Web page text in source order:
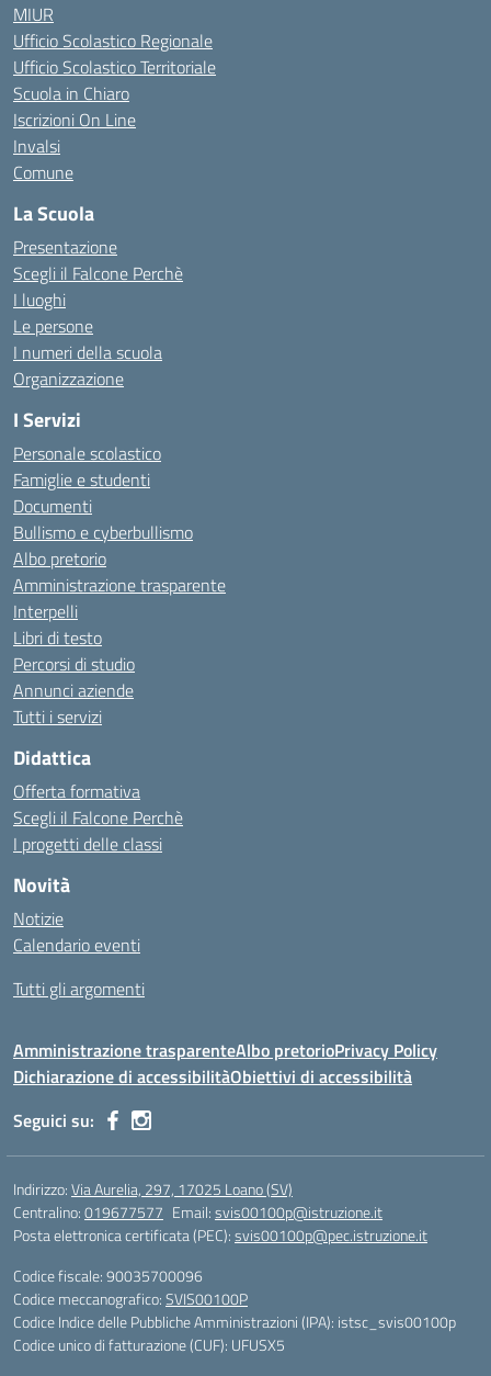
MIUR
Ufficio Scolastico Regionale
Ufficio Scolastico Territoriale
Scuola in Chiaro
Iscrizioni On Line
Invalsi
Comune
La Scuola
Presentazione
Scegli il Falcone Perchè
I luoghi
Le persone
I numeri della scuola
Organizzazione
I Servizi
Personale scolastico
Famiglie e studenti
Documenti
Bullismo e cyberbullismo
Albo pretorio
Amministrazione trasparente
Interpelli
Libri di testo
Percorsi di studio
Annunci aziende
Tutti i servizi
Didattica
Offerta formativa
Scegli il Falcone Perchè
I progetti delle classi
Novità
Notizie
Calendario eventi
Tutti gli argomenti
Amministrazione trasparenteAlbo pretorioPrivacy Policy
Dichiarazione di accessibilitàObiettivi di accessibilità
Seguici su:
Indirizzo:Via Aurelia, 297, 17025 Loano (SV)
Centralino:019677577 Email:svis00100p@istruzione.it
Posta elettronica certificata (PEC):svis00100p@pec.istruzione.it
Codice fiscale: 90035700096
Codice meccanografico:SVIS00100P
Codice Indice delle Pubbliche Amministrazioni (IPA): istsc_svis00100p
Codice unico di fatturazione (CUF): UFUSX5